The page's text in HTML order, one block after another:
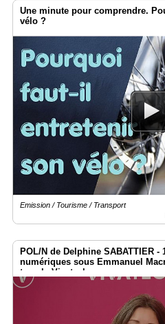
Une minute pour comprendre.
vélo ?
Emission / Tourisme / Transport
POL/N de Delphine SABATTIER
numériques sous Emmanuel
temple Vivatech